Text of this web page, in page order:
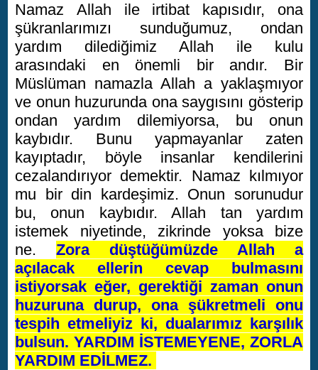
Namaz Allah ile irtibat kapısıdır, ona
şükranlarımızı sunduğumuz, ondan
yardım dilediğimiz Allah ile kulu
arasındaki en önemli bir andır. Bir
Müslüman namazla Allah a yaklaşmıyor
ve onun huzurunda ona saygısını gösterip
ondan yardım dilemiyorsa, bu onun
kaybıdır. Bunu yapmayanlar zaten
kayıptadır, böyle insanlar kendilerini
cezalandırıyor demektir. Namaz kılmıyor
mu bir din kardeşimiz. Onun sorunudur
bu, onun kaybıdır. Allah tan yardım
istemek niyetinde, zikrinde yoksa bize
ne. Zora düştüğümüzde Allah a
açılacak ellerin cevap bulmasını
istiyorsak eğer, gerektiği zaman onun
huzuruna durup, ona şükretmeli onu
tespih etmeliyiz ki, dualarımız karşılık
bulsun. YARDIM İSTEMEYENE, ZORLA
YARDIM EDİLMEZ.